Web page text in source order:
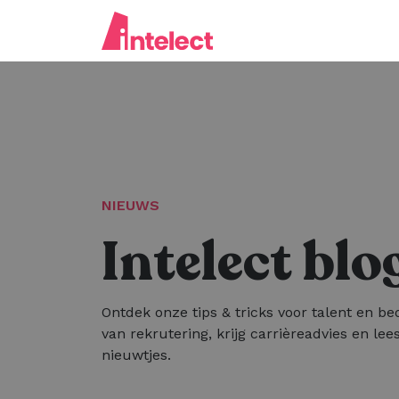
NIEUWS
Intelect
Ontdek onze tips & tricks voor talent en
van rekrutering, krijg carrièreadvies en
nieuwtjes.